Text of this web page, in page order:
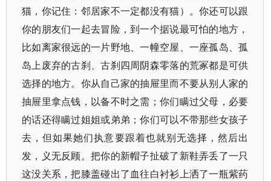
猫，你记住：邻居家不一定都没有猫）。你还可以跟
你的朋友们一起去冒险，到一个据说最可怕的地方，
比如离家很远的一片野地、一幢空屋、一座孤岛、孤
岛上废弃的古刹、古刹四周阴森零落的荒冢都是可供
选择的地方。你从自己家的抽屉里而不要从别人家的
抽屉里拿点钱，以备不时之需；你们瞒过父母，必要
的话还得瞒过姐姐或弟弟；你们可以不带那些女孩子
去，但如果她们执意要跟着也就别无选择，然后出
发，义无反顾。把你的新帽子扯破了新鞋弄丢了一只
这没关系，把膝盖碰出了血往白衬衫上洒了一瓶紫药